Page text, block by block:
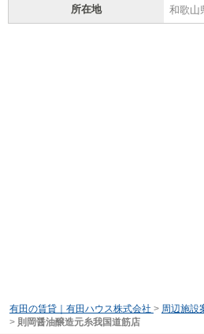
所在地 和歌山
有田の賃貸｜有田ハウス株式会社 > 周辺施設
> 則岡醤油醸造元糸我国道筋店